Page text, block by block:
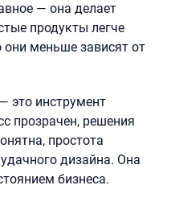
— она делает
продукты легче
меньше зависят от
это инструмент
прозрачен, решения
простота
дизайна. Она
бизнеса.